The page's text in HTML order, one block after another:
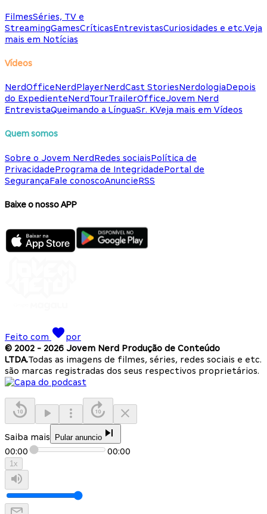
FilmesSéries, TV e
StreamingGamesCríticasEntrevistasCuriosidades e etc.Veja
mais em Notícias
Vídeos
NerdOfficeNerdPlayerNerdCast StoriesNerdologiaDepois
do ExpedienteNerdTourTrailerOfficeJovem Nerd
EntrevistaQueimando a LínguaSr. KVeja mais em Vídeos
Quem somos
Sobre o Jovem NerdRedes sociaisPolítica de
PrivacidadePrograma de IntegridadePortal de
SegurançaFale conoscoAnuncieRSS
Baixe o nosso APP
Feito com
por
© 2002 - 2026 Jovem Nerd Produção de Conteúdo
LTDA.Todas as imagens de filmes, séries, redes sociais e etc.
são marcas registradas dos seus respectivos proprietários.
Saiba mais Pular anuncio
00:00 00:00
1x